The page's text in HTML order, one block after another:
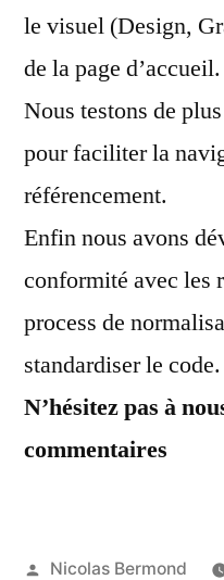
le visuel (Design,
de la page d’accueil.
Nous testons de
pour faciliter la
référencement.
Enfin nous avons
conformité avec les
process de
standardiser le code.
N’hésitez pas à
commentaires
Publié
Nicolas Bermond